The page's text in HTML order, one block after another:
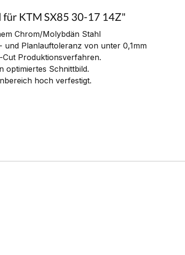
KTM SX85 30-17 14Z"
Chrom/Molybdän Stahl
und Planlauftoleranz von unter 0,1mm
Produktionsverfahren.
optimiertes Schnittbild.
hoch verfestigt.